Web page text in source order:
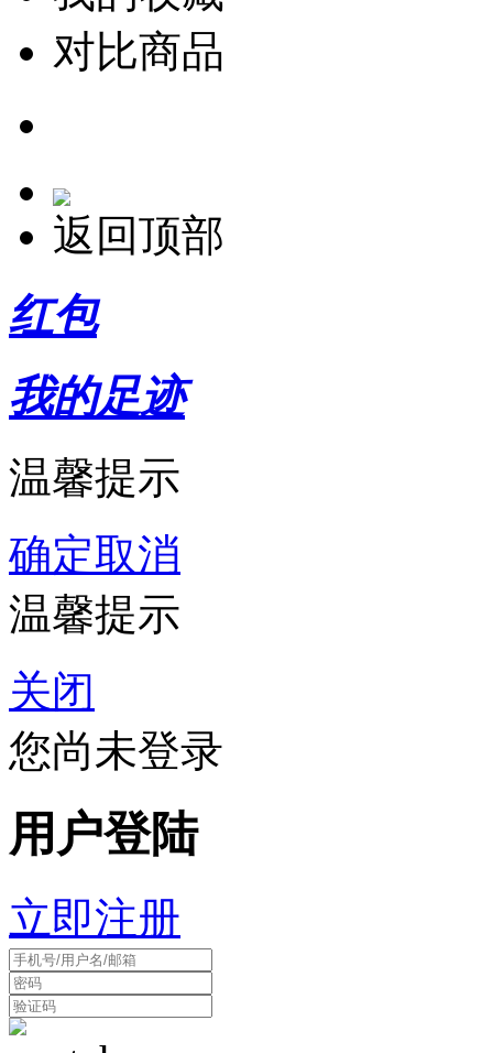
对比商品
返回顶部
红包
我的足迹
温馨提示
确定取消
温馨提示
关闭
您尚未登录
用户登陆
立即注册